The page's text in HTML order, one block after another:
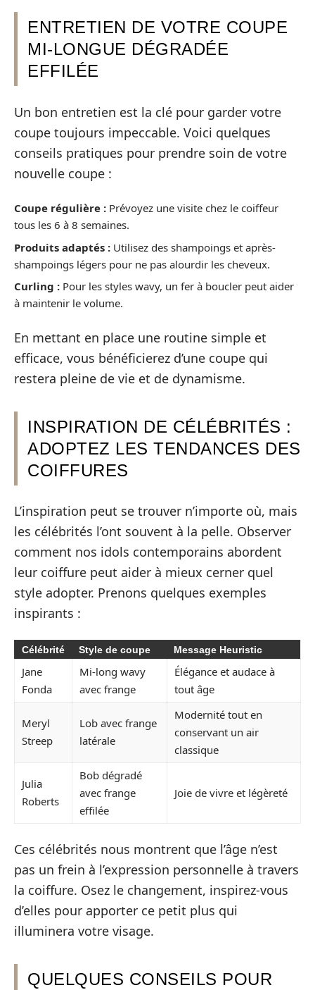
ENTRETIEN DE VOTRE COUPE
MI-LONGUE DÉGRADÉE
EFFILÉE
Un bon entretien est la clé pour garder votre
coupe toujours impeccable. Voici quelques
conseils pratiques pour prendre soin de votre
nouvelle coupe :
Coupe régulière : Prévoyez une visite chez le coiffeur
tous les 6 à 8 semaines.
Produits adaptés : Utilisez des shampoings et après-
shampoings légers pour ne pas alourdir les cheveux.
Curling : Pour les styles wavy, un fer à boucler peut aider
à maintenir le volume.
En mettant en place une routine simple et
efficace, vous bénéficierez d’une coupe qui
restera pleine de vie et de dynamisme.
INSPIRATION DE CÉLÉBRITÉS :
ADOPTEZ LES TENDANCES DES
COIFFURES
L’inspiration peut se trouver n’importe où, mais
les célébrités l’ont souvent à la pelle. Observer
comment nos idols contemporains abordent
leur coiffure peut aider à mieux cerner quel
style adopter. Prenons quelques exemples
inspirants :
Célébrité Style de coupe Message Heuristic
Jane
Fonda
Mi-long wavy
avec frange
Élégance et audace à
tout âge
Meryl
Streep
Lob avec frange
latérale
Modernité tout en
conservant un air
classique
Julia
Roberts
Bob dégradé
avec frange
effilée
Joie de vivre et légèreté
Ces célébrités nous montrent que l’âge n’est
pas un frein à l’expression personnelle à travers
la coiffure. Osez le changement, inspirez-vous
d’elles pour apporter ce petit plus qui
illuminera votre visage.
QUELQUES CONSEILS POUR